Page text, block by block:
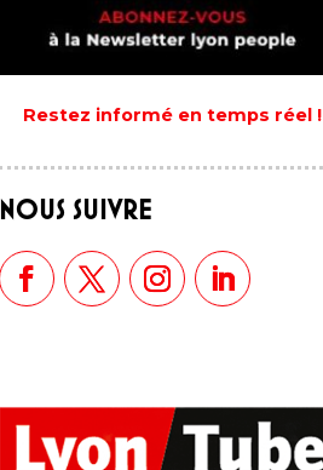
Restez informé en temps réel !
NOUS SUIVRE